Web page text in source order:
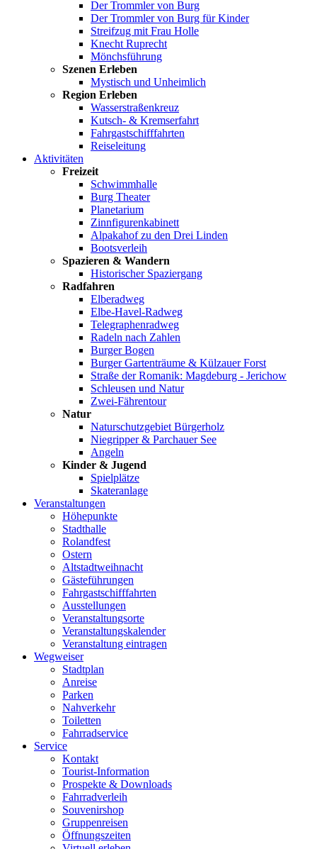
Der Trommler von Burg
Der Trommler von Burg für Kinder
Streifzug mit Frau Holle
Knecht Ruprecht
Mönchsführung
Szenen Erleben
Mystisch und Unheimlich
Region Erleben
Wasserstraßenkreuz
Kutsch- & Kremserfahrt
Fahrgastschifffahrten
Reiseleitung
Aktivitäten
Freizeit
Schwimmhalle
Burg Theater
Planetarium
Zinnfigurenkabinett
Alpakahof zu den Drei Linden
Bootsverleih
Spazieren & Wandern
Historischer Spaziergang
Radfahren
Elberadweg
Elbe-Havel-Radweg
Telegraphenradweg
Radeln nach Zahlen
Burger Bogen
Burger Gartenträume & Külzauer Forst
Straße der Romanik: Magdeburg - Jerichow
Schleusen und Natur
Zwei-Fährentour
Natur
Naturschutzgebiet Bürgerholz
Niegripper & Parchauer See
Angeln
Kinder & Jugend
Spielplätze
Skateranlage
Veranstaltungen
Höhepunkte
Stadthalle
Rolandfest
Ostern
Altstadtweihnacht
Gästeführungen
Fahrgastschifffahrten
Ausstellungen
Veranstaltungsorte
Veranstaltungskalender
Veranstaltung eintragen
Wegweiser
Stadtplan
Anreise
Parken
Nahverkehr
Toiletten
Fahrradservice
Service
Kontakt
Tourist-Information
Prospekte & Downloads
Fahrradverleih
Souvenirshop
Gruppenreisen
Öffnungszeiten